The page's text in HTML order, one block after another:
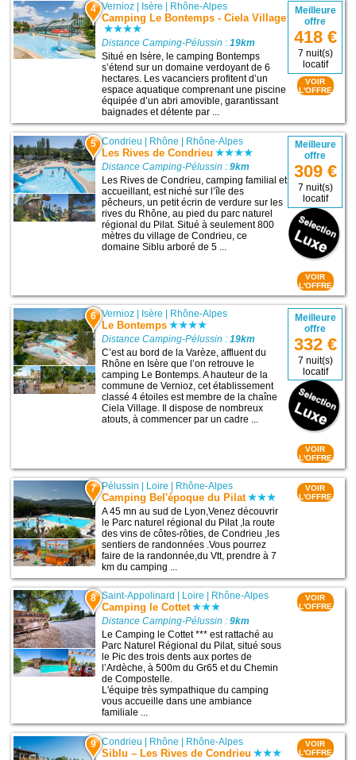
4 Vernioz Isère Rhône-Alpes
Camping Le Bontemps - Ciela Village
Distance Camping-Pélussin :19km
Situé en Isère, le camping Bontemps
s’étend sur un domaine verdoyant de 6
hectares. Les vacanciers profitent d’un
espace aquatique comprenant une piscine
équipée d’un abri amovible, garantissant
baignades et détente par ...
Meilleure
offre
418 €
7 nuit(s)
locatif
VOIR
L'OFFRE
5 Condrieu | Rhône | Rhône-Alpes
Les Rives de Condrieu
Distance Camping-Pélussin :9km
Les Rives de Condrieu, camping familial et
accueillant, est niché sur l’île des
pêcheurs, un petit écrin de verdure sur les
rives du Rhône, au pied du parc naturel
régional du Pilat. Situé à seulement 800
mètres du village de Condrieu, ce
domaine Siblu arboré de 5 ...
Meilleure
offre
309 €
7 nuit(s)
locatif
VOIR
L'OFFRE
6 Vernioz Isère Rhône-Alpes
Le Bontemps
Distance Camping-Pélussin :19km
C’est au bord de la Varèze, affluent du
Rhône en Isère que l’on retrouve le
camping Le Bontemps. A hauteur de la
commune de Vernioz, cet établissement
classé 4 étoiles est membre de la chaîne
Ciela Village. Il dispose de nombreux
atouts, à commencer par un cadre ...
Meilleure
offre
332 €
7 nuit(s)
locatif
VOIR
L'OFFRE
7 Pélussin Loire Rhône-Alpes
Camping Bel'époque du Pilat
A 45 mn au sud de Lyon,Venez découvrir
le Parc naturel régional du Pilat ,la route
des vins de côtes-rôties, de Condrieu ,les
sentiers de randonnées .Vous pourrez
faire de la randonnée,du Vtt, prendre à 7
km du camping ...
VOIR
L'OFFRE
8 Saint-Appolinard Loire Rhône-Alpes
Camping le Cottet
Distance Camping-Pélussin :9km
Le Camping le Cottet *** est rattaché au
Parc Naturel Régional du Pilat, situé sous
le Pic des trois dents aux portes de
l’Ardèche, à 500m du Gr65 et du Chemin
de Compostelle.
L'équipe très sympathique du camping
vous accueille dans une ambiance
familiale ...
VOIR
L'OFFRE
9 Condrieu | Rhône | Rhône-Alpes
Siblu – Les Rives de Condrieu
VOIR
L'OFFRE